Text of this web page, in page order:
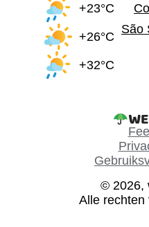
+23°C
+26°C
São
+32°C
© 2026,
Alle rechten